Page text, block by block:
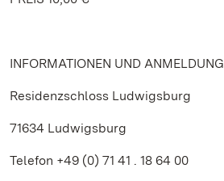
INFORMATIONEN UND ANMELDUNG
Residenzschloss Ludwigsburg
71634 Ludwigsburg
Telefon +49 (0) 71 41 . 18 64 00